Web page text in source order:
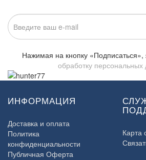
Нажимая на кнопку
обработку персональных
ИНФОРМАЦИЯ
Доставка и оплата
Политика
конфиденциальности
Публичная Оферта
Карта